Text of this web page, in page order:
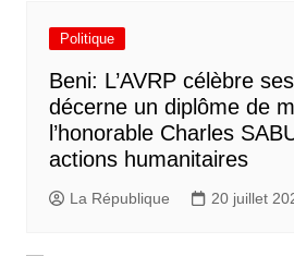
Politique
Beni: L’AVRP célèbre
décerne un diplôme de
l’honorable Charles
actions humanitaires
La République 20 juillet